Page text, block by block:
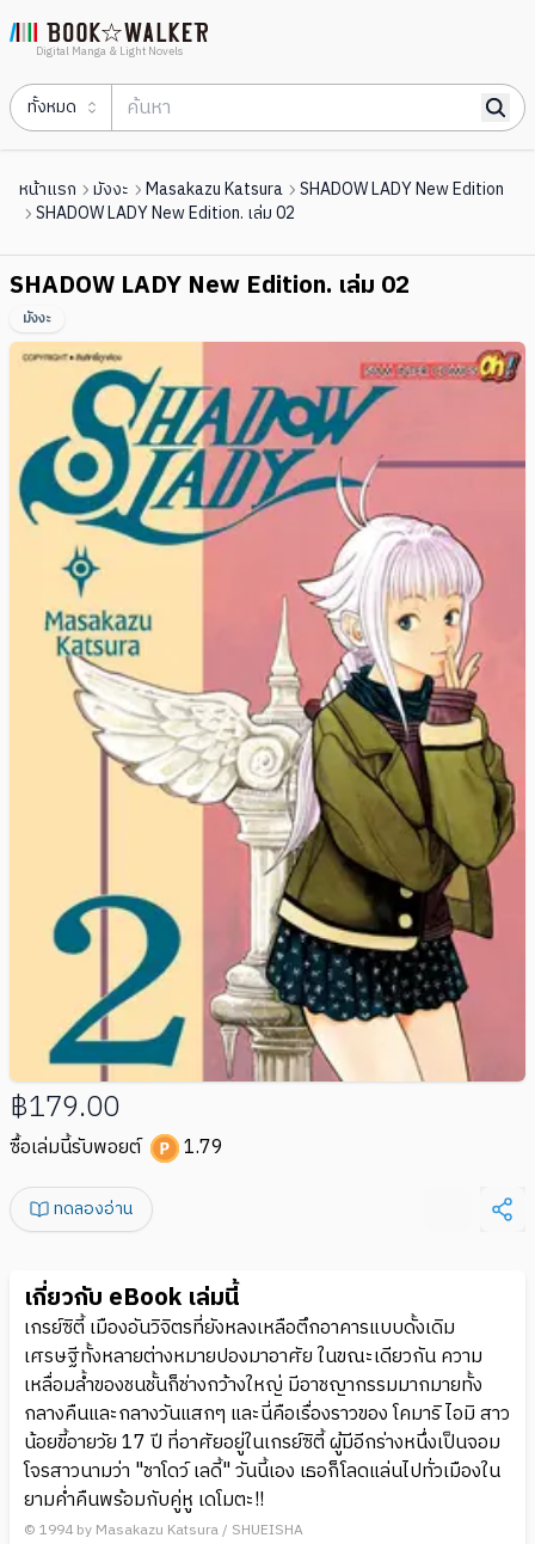
Digital Manga & Light Novels
ทั้งหมด
หน้าแรก มังงะ Masakazu Katsura
SHADOW LADY New Edition
SHADOW LADY New Edition. เล่ม 02
SHADOW LADY New Edition. เล่ม 02
มังงะ
฿179.00
ซื้อเล่มนี้รับพอยต์ 1.79
ทดลองอ่าน
เกี่ยวกับ eBook เล่มนี้
เกรย์ซิตี้ เมืองอันวิจิตรที่ยังหลงเหลือตึกอาคารแบบดั้งเดิม
เศรษฐีทั้งหลายต่างหมายปองมาอาศัย ในขณะเดียวกัน ความ
เหลื่อมล้ำของชนชั้นก็ช่างกว้างใหญ่ มีอาชญากรรมมากมายทั้ง
กลางคืนและกลางวันแสกๆ และนี่คือเรื่องราวของ โคมาริ ไอมิ สาว
น้อยขี้อายวัย 17 ปี ที่อาศัยอยู่ในเกรย์ซิตี้ ผู้มีอีกร่างหนึ่งเป็นจอม
โจรสาวนามว่า "ชาโดว์ เลดี้" วันนี้เอง เธอก็โลดแล่นไปทั่วเมืองใน
ยามค่ำคืนพร้อมกับคู่หู เดโมตะ!!
© 1994 by Masakazu Katsura / SHUEISHA